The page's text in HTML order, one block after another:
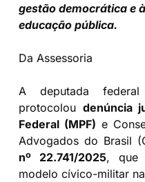
gestão democrática e
educação pública.
Da Assessoria
A deputada
protocolou denúncia
Federal (MPF) e
Advogados do Brasil
nº 22.741/2025, que
modelo cívico-militar